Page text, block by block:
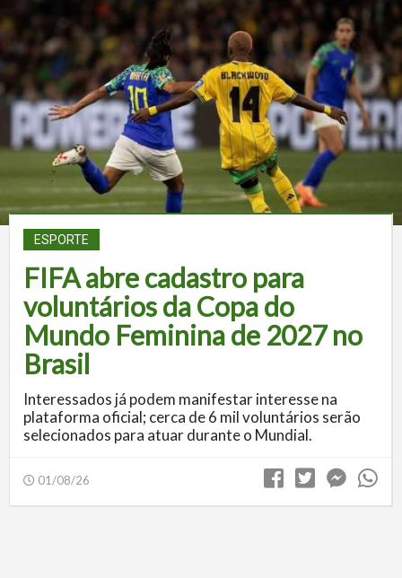
ESPORTE
FIFA abre cadastro para
voluntários da Copa do
Mundo Feminina de 2027 no
Brasil
Interessados já podem manifestar interesse na
plataforma oficial; cerca de 6 mil voluntários serão
selecionados para atuar durante o Mundial.
01/08/26